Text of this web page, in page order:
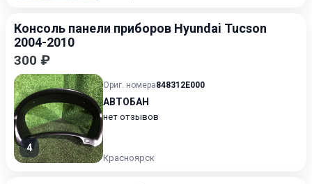
Консоль панели приборов Hyundai Tucson
2004-2010
300 ₽
4
Ориг. номера848312E000
АВТОБАН
нет отзывов
Красноярск